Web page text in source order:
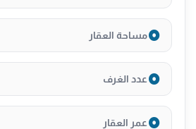
ضمان الهيكل الإنشائي
ضمان السباكة والكهرباء
ضمان العزل المائي والحراري
📞 للتواصل والاستفسار وحجز المعاينة 0530089755
مساحة العقار
عدد الغرف
عمر العقار